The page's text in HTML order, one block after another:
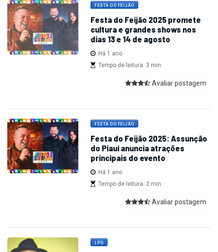
FESTA DO FEIJÃO
Festa do Feijão 2025 promete
cultura e grandes shows nos
dias 13 e 14 de agosto
Há 1 ano
Tempo de leitura: 3 min
Avaliar postagem
FESTA DO FEIJÃO
Festa do Feijão 2025: Assunção
do Piauí anuncia atrações
principais do evento
Há 1 ano
Tempo de leitura: 2 min
Avaliar postagem
LPG